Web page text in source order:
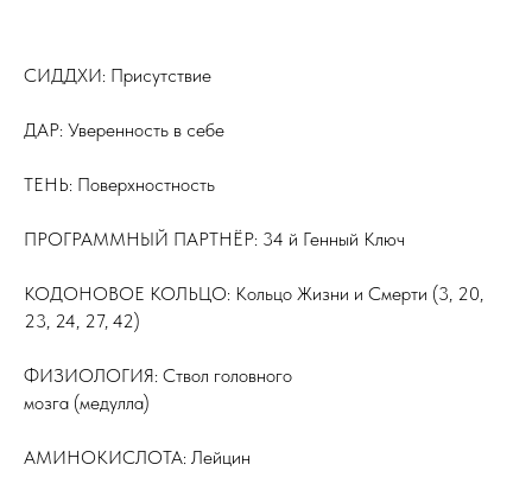
СИДДХИ: Присутствие
ДАР: Уверенность в себе
ТЕНЬ: Поверхностность
ПРОГРАММНЫЙ ПАРТНЁР: 34 й Генный Ключ
КОДОНОВОЕ КОЛЬЦО: Кольцо Жизни и Смерти (3, 20,
23, 24, 27, 42)
ФИЗИОЛОГИЯ: Ствол головного
мозга (медулла)
АМИНОКИСЛОТА: Лейцин